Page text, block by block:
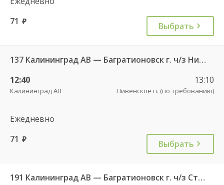
71 руб. Выбрать
137 Калининград АВ — Багратионовск г. ч/з Нивенское п., Славяновка п.
12:40
Калининград АВ
13:10
Нивенское п. (по требованию)
Ежедневно
71 руб. Выбрать
191 Калининград АВ — Багратионовск г. ч/з Стрельня п., Долгоруково п.